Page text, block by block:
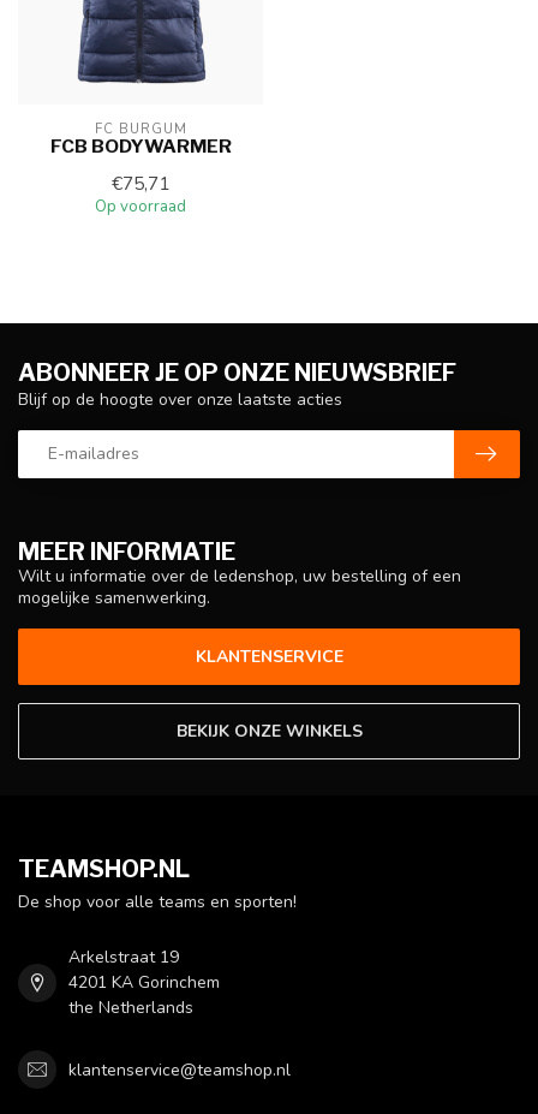
FC BURGUM
FCB BODYWARMER
€75,71
Op voorraad
MEER INFORMATIE
Wilt u informatie over de ledenshop, uw bestelling of een
mogelijke samenwerking.
KLANTENSERVICE
BEKIJK ONZE WINKELS
ABONNEER JE OP ONZE NIEUWSBRIEF
Blijf op de hoogte over onze laatste acties
TEAMSHOP.NL
De shop voor alle teams en sporten!
Arkelstraat 19
4201 KA Gorinchem
the Netherlands
klantenservice@teamshop.nl